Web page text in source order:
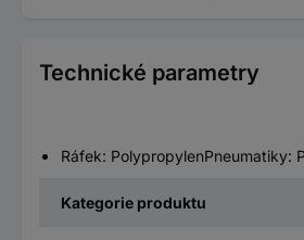
Technické parametry
Ráfek: PolypropylenPneumatiky:
Kategorie produktu